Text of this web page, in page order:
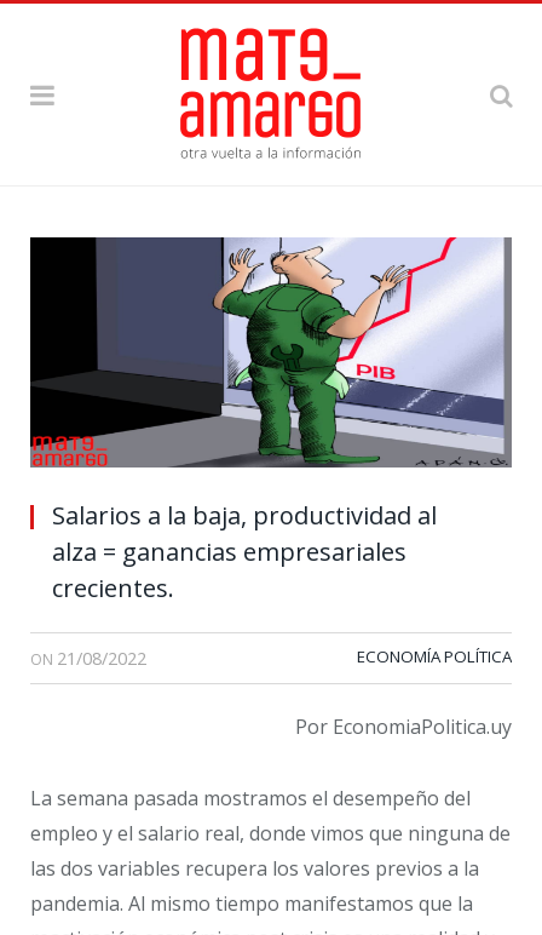
Salarios a la baja, productividad al
alza = ganancias empresariales
crecientes.
ON 21/08/2022 ECONOMÍA POLÍTICA
Por EconomiaPolitica.uy
La semana pasada mostramos el desempeño del
empleo y el salario real, donde vimos que ninguna de
las dos variables recupera los valores previos a la
pandemia. Al mismo tiempo manifestamos que la